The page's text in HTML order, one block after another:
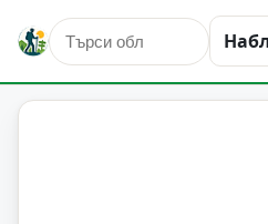
култура и изкуство Пловдив